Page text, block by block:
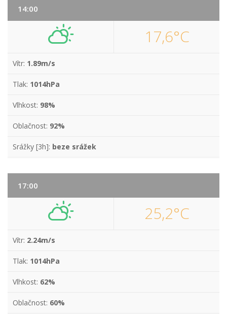
14:00
17,6°C
Vítr: 1.89m/s
Tlak: 1014hPa
Vlhkost: 98%
Oblačnost: 92%
Srážky [3h]: beze srážek
17:00
25,2°C
Vítr: 2.24m/s
Tlak: 1014hPa
Vlhkost: 62%
Oblačnost: 60%